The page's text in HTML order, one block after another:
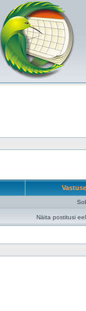
Näita postitusi